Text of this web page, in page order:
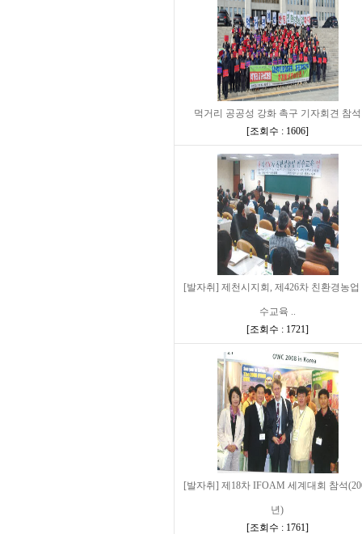
먹거리 공공성 강화 촉구 기자회견 참석
[조회수 : 1606]
[발자취] 제천시지회, 제426차 친환경농업
수교육 ..
[조회수 : 1721]
[발자취] 제18차 IFOAM 세계대회 참석
년)
[조회수 : 1761]